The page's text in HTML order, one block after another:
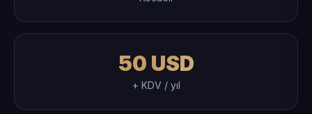
50 USD
+ KDV / yıl